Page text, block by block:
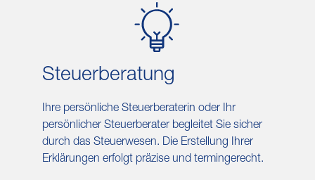
Steuer​beratung
Ihre persönliche Steuerberaterin oder Ihr
persönlicher Steuerberater begleitet Sie sicher
durch das Steuerwesen. Die Erstellung Ihrer
Erklärungen erfolgt präzise und termingerecht.